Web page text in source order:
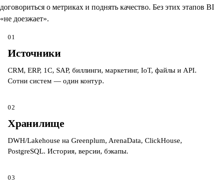
договориться о метриках и поднять качество. Без этих этапов BI
«не доезжает».
01
Источники
CRM, ERP, 1С, SAP, биллинги, маркетинг, IoT, файлы и API.
Сотни систем — один контур.
02
Хранилище
DWH/Lakehouse на Greenplum, ArenaData, ClickHouse,
PostgreSQL. История, версии, бэкапы.
03